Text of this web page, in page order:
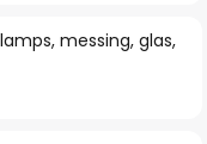
messing, glas,